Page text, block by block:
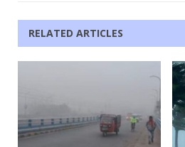
RELATED ARTICLES